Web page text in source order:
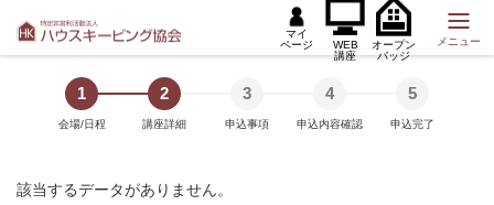
マイ
ページ
WEB
講座
オープン
バッジ
メニュー
1
会場/日程
2
講座詳細
3
申込事項
4
申込内容確認
5
申込完了
該当するデータがありません。